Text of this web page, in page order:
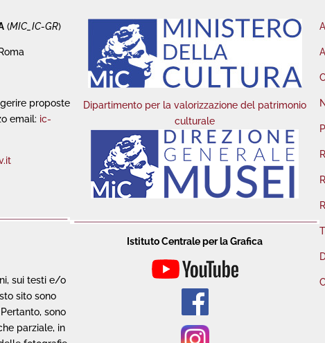
(MIC_IC-GR)
proposte
email: ic-
sui testi e/o
sito sono
sono
parziale, in
Dipartimento per la valorizzazione del patrimonio
culturale
Istituto Centrale per la Grafica